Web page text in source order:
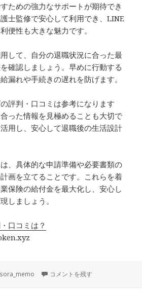
ための強力なサポートが期待でき
士監修で安心して利用でき、LINE
便性も大きな魅力です。
して、自分の退職状況に合った最
確認しましょう。早めに行動する
漏れや手続きの遅れを防げます。
評判・口コミは参考になります
った情報を見極めることも大切で
用し、安心して退職後の生活設計
、具体的な申請準備や必要書類の
画を立てることです。これらを着
保険の給付金を最大化し、安心し
しましょう。
口コミは？
作
sora_memo 退職保険ナビ 評判 口コミ｜自己
コメントを残す